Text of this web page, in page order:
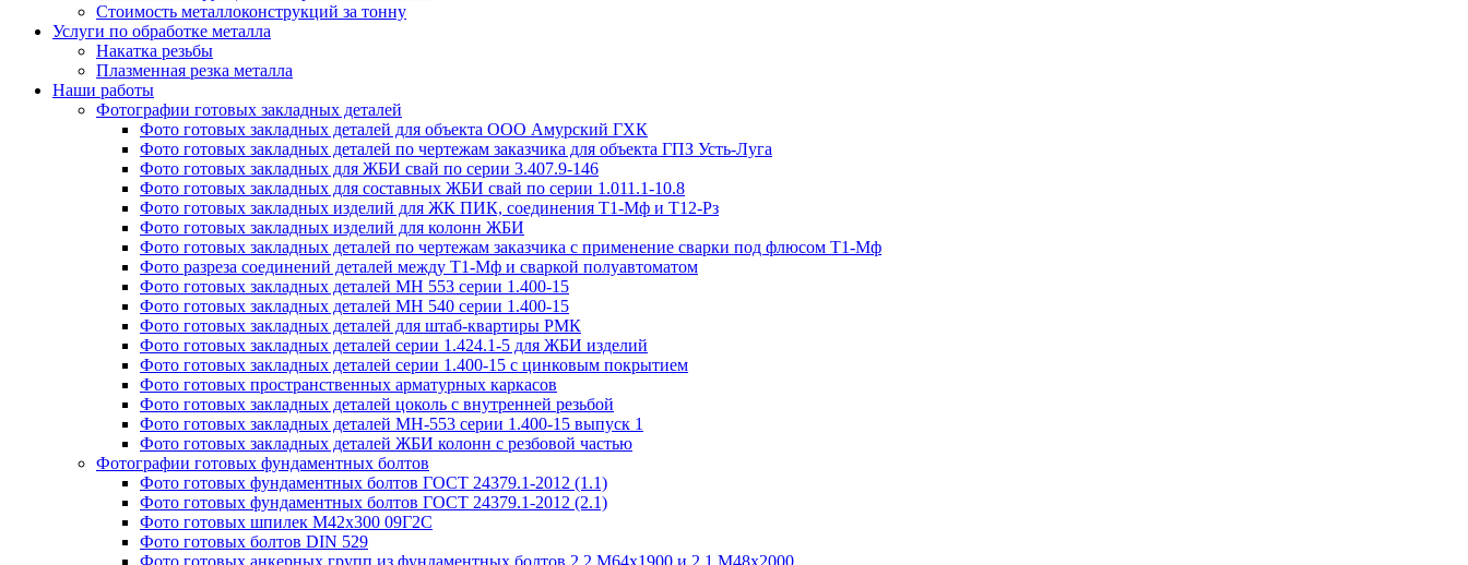
Cтоимость металлоконструкций за тонну
Услуги по обработке металла
Накатка резьбы
Плазменная резка металла
Наши работы
Фотографии готовых закладных деталей
Фото готовых закладных деталей для объекта ООО Амурский ГХК
Фото готовых закладных деталей по чертежам заказчика для объекта ГПЗ Усть-Луга
Фото готовых закладных для ЖБИ свай по серии 3.407.9-146
Фото готовых закладных для составных ЖБИ свай по серии 1.011.1-10.8
Фото готовых закладных изделий для ЖК ПИК, соединения Т1-Мф и Т12-Рз
Фото готовых закладных изделий для колонн ЖБИ
Фото готовых закладных деталей по чертежам заказчика с применение сварки под флюсом Т1-Мф
Фото разреза соединений деталей между Т1-Мф и сваркой полуавтоматом
Фото готовых закладных деталей МН 553 серии 1.400-15
Фото готовых закладных деталей МН 540 серии 1.400-15
Фото готовых закладных деталей для штаб-квартиры РМК
Фото готовых закладных деталей серии 1.424.1-5 для ЖБИ изделий
Фото готовых закладных деталей серии 1.400-15 с цинковым покрытием
Фото готовых пространственных арматурных каркасов
Фото готовых закладных деталей цоколь с внутренней резьбой
Фото готовых закладных деталей МН-553 серии 1.400-15 выпуск 1
Фото готовых закладных деталей ЖБИ колонн с резбовой частью
Фотографии готовых фундаментных болтов
Фото готовых фундаментных болтов ГОСТ 24379.1-2012 (1.1)
Фото готовых фундаментных болтов ГОСТ 24379.1-2012 (2.1)
Фото готовых шпилек М42х300 09Г2С
Фото готовых болтов DIN 529
Фото готовых анкерных групп из фундаментных болтов 2.2 М64х1900 и 2.1 М48х2000